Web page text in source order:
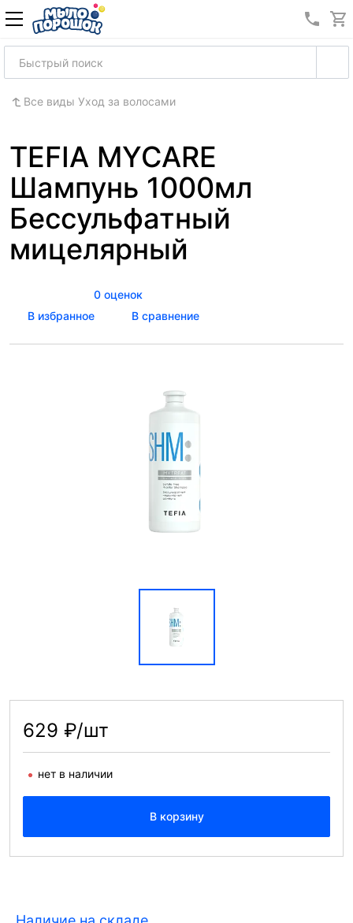
8
Все виды Уход за волосами
TEFIA MYCARE
Шампунь 1000мл
Бессульфатный
мицелярный
0 оценок
В избранное
В сравнение
629 ₽/шт
нет в наличии
В корзину